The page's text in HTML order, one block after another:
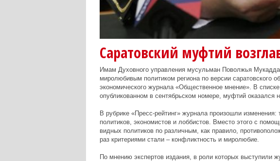
Саратовский муфтий
Имам Духовного управления мусульман Поволжья
миролюбивым политиком региона по версии саратовского
экономического журнала «Общественное мнение». В
опубликованном в сентябрьском номере, муфтий оказался
В рубрике «Пресс-рейтинг» журнала произошли изменения:
политиков, экономистов и лоббистов. Вместо этого с
видных политиков по различным, как правило,
раз критериями стали – конфликтность и миролюбие.
По мнению экспертов издания, в роли которых выступили